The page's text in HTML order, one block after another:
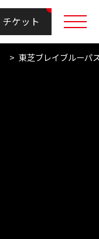
チケット
東芝ブレイブルーパ